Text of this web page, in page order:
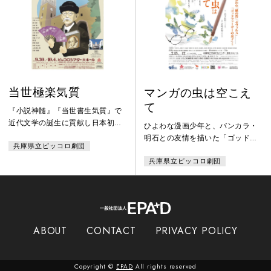
冒険は向こうからやってきて、ピ
ーターパンも子どもたちも、海賊
たちと闘うことになるのだ
が…。 誰もが知っているピータ
ーパンとはちょっと違う、歌って
踊って、大いに笑
ちの生きる今を鋭く照射する。絶
望から人々を救うのは、愛か、信
仰か…。
当世極楽気質
『小説神髄』『当世書生気質』で
近代文学の誕生に貢献し日本初の
げた巨人、坪内逍遙。しかしその
熱を燃やし続けた逍遙。彼の破れ
兵庫県立ピッコロ劇団
マンガの虫は空こえ
て
ひよわな漫画少年と、バンカラ・
明石との友情を描いた「ゴッドフ
魅入られ駆け巡る山で、一人の少
年と出会う「ゼフィルス」、青春
戦を描いた「紙の砦」。手塚治虫
年・大寒鉄郎の物語。
兵庫県立ピッコロ劇団
ABOUT CONTACT PRIVACY POLICY
Copyright © EPAD All rights reserved